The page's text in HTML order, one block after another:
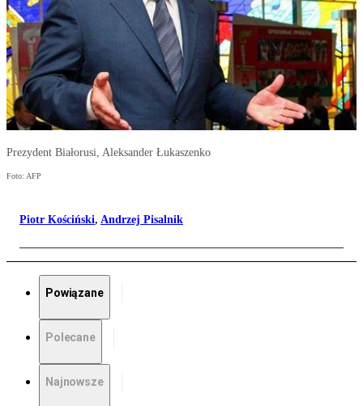
Prezydent Białorusi, Aleksander Łukaszenko
Foto: AFP
Piotr Kościński, Andrzej Pisalnik
Powiązane
Polecane
Najnowsze